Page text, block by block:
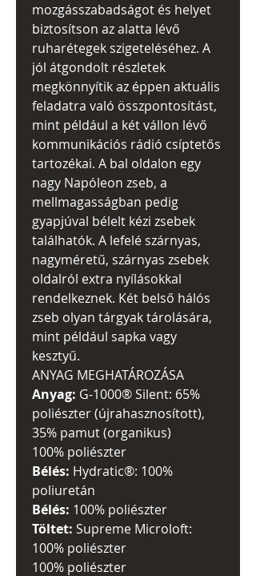
mozgásszabadságot és helyet
biztosítson az alatta lévő
ruharétegek szigeteléséhez. A
jól átgondolt részletek
megkönnyítik az éppen aktuális
feladatra való összpontosítást,
mint például a két vállon lévő
kommunikációs rádió csíptetős
tartozékai. A bal oldalon egy
nagy Napóleon zseb, a
mellmagasságban pedig
gyapjúval bélelt kézi zsebek
találhatók. A lefelé szárnyas,
nagyméretű, szárnyas zsebek
oldalról extra nyílásokkal
rendelkeznek. Két belső hálós
zseb olyan tárgyak tárolására,
mint például sapka vagy
kesztyű.
ANYAG MEGHATÁROZÁSA
Anyag: G-1000® Silent: 65%
poliészter (újrahasznosított),
35% pamut (organikus)
100% poliészter
Bélés: Hydratic®: 100%
poliuretán
Bélés: 100% poliészter
Töltet: Supreme Microloft:
100% poliészter
100% poliészter